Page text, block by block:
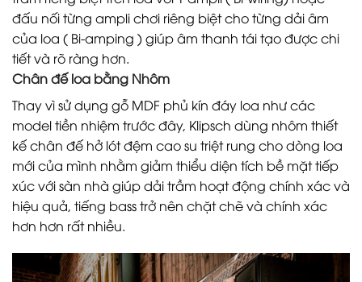
đấu nối từng ampli chơi riêng biệt cho từng dải âm
của loa ( Bi-amping ) giúp âm thanh tái tạo được chi
tiết và rõ ràng hơn.
Chân đế loa bằng Nhôm
Thay vì sử dụng gỗ MDF phủ kín đáy loa như các
model tiền nhiệm trước đây, Klipsch dùng nhôm thiết
kế chân đế hở lót đệm cao su triệt rung cho dòng loa
mới của mình nhằm giảm thiểu diện tích bề mặt tiếp
xúc với sàn nhà giúp dải trầm hoạt động chính xác và
hiệu quả, tiếng bass trở nên chặt chẽ và chính xác
hơn hơn rất nhiều.